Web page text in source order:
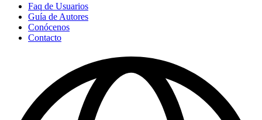
Faq de Usuarios
Guía de Autores
Conócenos
Contacto